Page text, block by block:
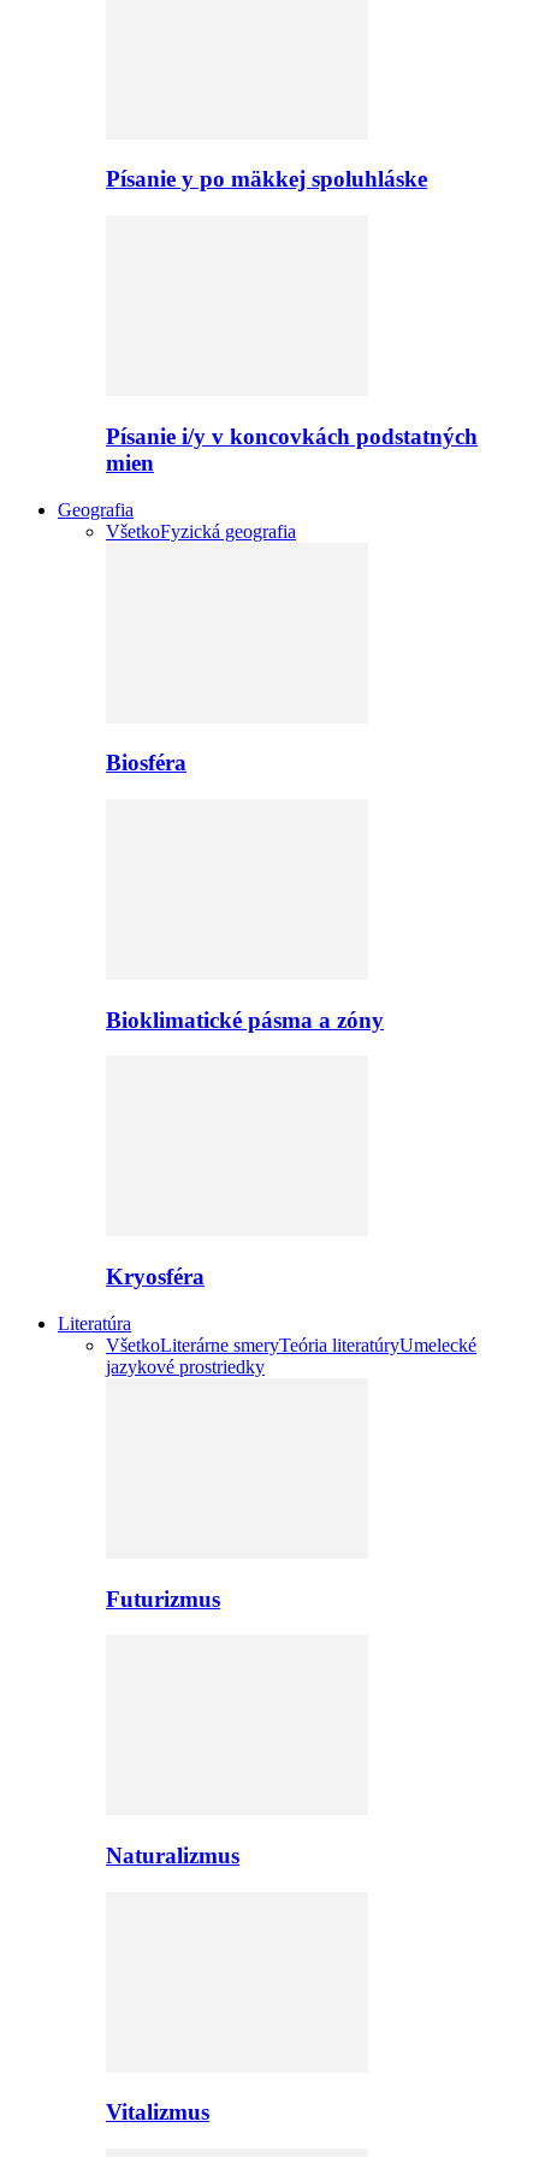
Písanie y po mäkkej spoluhláske
Písanie i/y v koncovkách podstatných
mien
Geografia
VšetkoFyzická geografia
Biosféra
Bioklimatické pásma a zóny
Kryosféra
Literatúra
VšetkoLiterárne smeryTeória literatúryUmelecké
jazykové prostriedky
Futurizmus
Naturalizmus
Vitalizmus